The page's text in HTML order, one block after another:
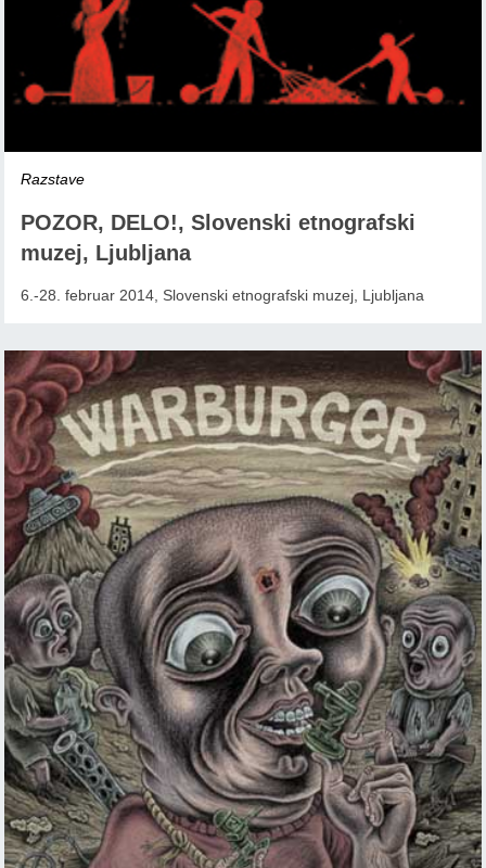
Razstave
POZOR, DELO!, Slovenski etnografski
muzej, Ljubljana
6.-28. februar 2014, Slovenski etnografski muzej, Ljubljana